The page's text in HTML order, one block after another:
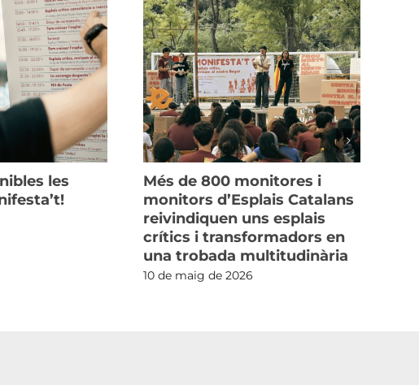
les
Més de 800 monitores i
monitors d’Esplais Catalans
reivindiquen uns esplais
crítics i transformadors en
una trobada multitudinària
10 de maig de 2026